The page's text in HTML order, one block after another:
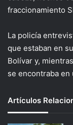
fraccionamiento
La policía
que estaban en
Bolívar y,
se encontraba en
Artículos